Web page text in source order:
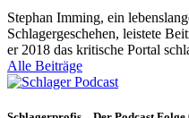
Stephan Imming, ein
Schlagergeschehen, leistete
er 2018 das kritische Portal
Alle Beiträge